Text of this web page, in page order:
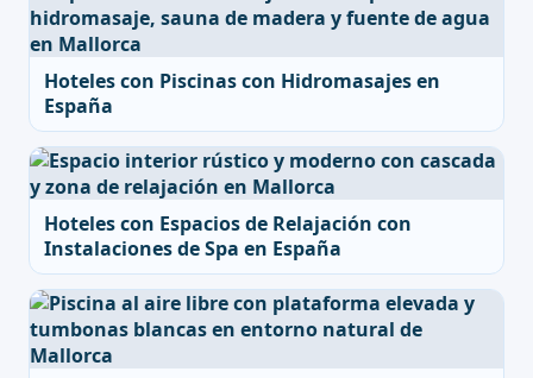
Hoteles con Piscinas con Hidromasajes en
España
Hoteles con Espacios de Relajación con
Instalaciones de Spa en España